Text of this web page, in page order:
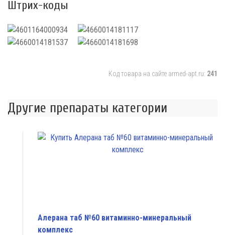
Штрих-коды
Код товара на сайте armed-apt.ru: 241
Другие препараты категории
Алерана таб №60 витаминно-минеральный
комплекс